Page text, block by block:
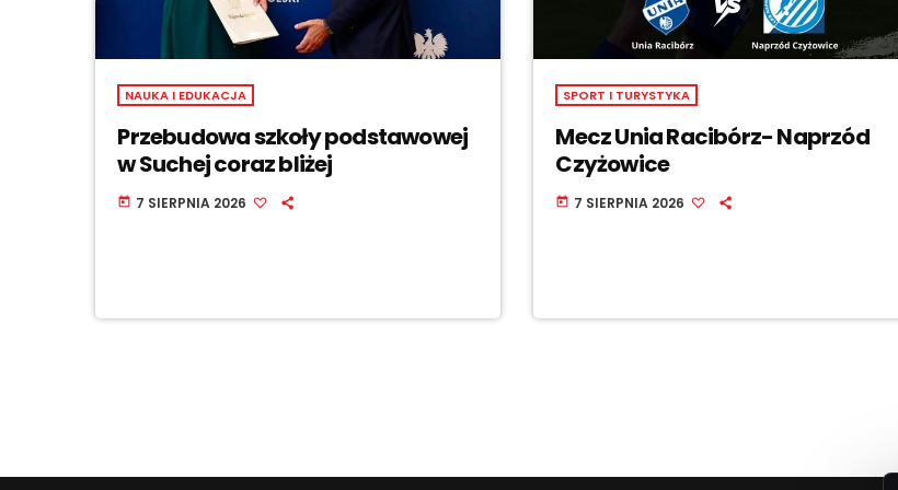
NAUKA I EDUKACJA
Przebudowa szkoły podstawowej
w Suchej coraz bliżej
today 7 SIERPNIA 2026
SPORT I TURYSTYKA
Mecz Unia Racibórz- Naprzód
Czyżowice
today 7 SIERPNIA 2026